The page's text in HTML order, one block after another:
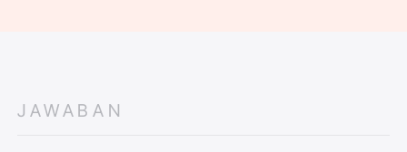
JAWABAN